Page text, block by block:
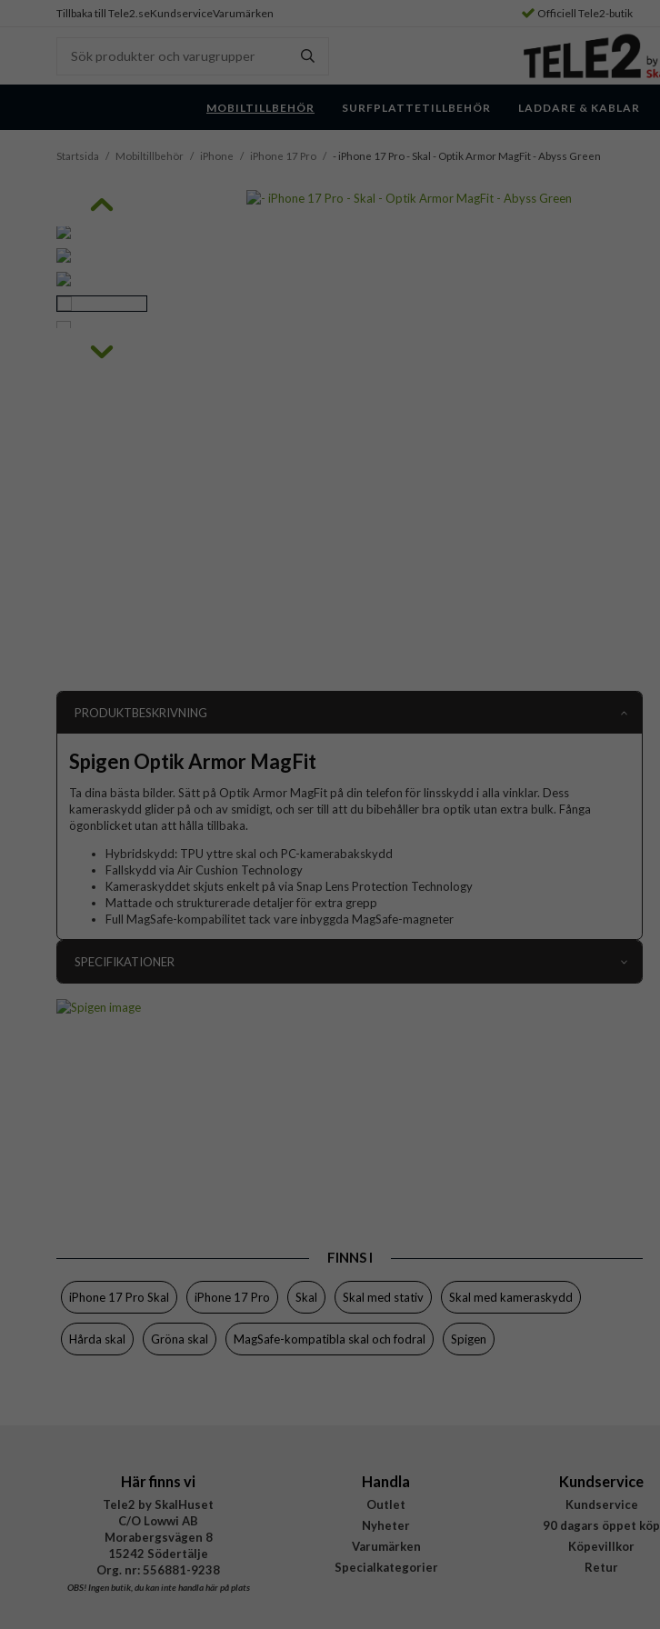
Tillbaka till Tele2.seKundserviceVarumärken Officiell Tele2-butik
MOBILTILLBEHÖR SURFPLATTETILLBEHÖR LADDARE & KABLAR
Startsida / Mobiltillbehör / iPhone / iPhone 17 Pro / - iPhone 17 Pro - Skal - Optik Armor MagFit - Abyss Green
PRODUKTBESKRIVNING
Spigen Optik Armor MagFit
Ta dina bästa bilder. Sätt på Optik Armor MagFit på din telefon för linsskydd i alla vinklar. Dess
kameraskydd glider på och av smidigt, och ser till att du bibehåller bra optik utan extra bulk. Fånga
ögonblicket utan att hålla tillbaka.
Hybridskydd: TPU yttre skal och PC-kamerabakskydd
Fallskydd via Air Cushion Technology
Kameraskyddet skjuts enkelt på via Snap Lens Protection Technology
Mattade och strukturerade detaljer för extra grepp
Full MagSafe-kompabilitet tack vare inbyggda MagSafe-magneter
SPECIFIKATIONER
FINNS I
iPhone 17 Pro Skal iPhone 17 Pro Skal Skal med stativ Skal med kameraskydd
Hårda skal Gröna skal MagSafe-kompatibla skal och fodral Spigen
Här finns vi
Tele2 by SkalHuset
C/O Lowwi AB
Morabergsvägen 8
15242 Södertälje
Org. nr: 556881-9238
OBS!Ingen butik, du kan inte handla här på plats
Handla
Outlet
Nyheter
Varumärken
Specialkategorier
Kundservice
Kundservice
90 dagars öppet köp
Köpevillkor
Retur